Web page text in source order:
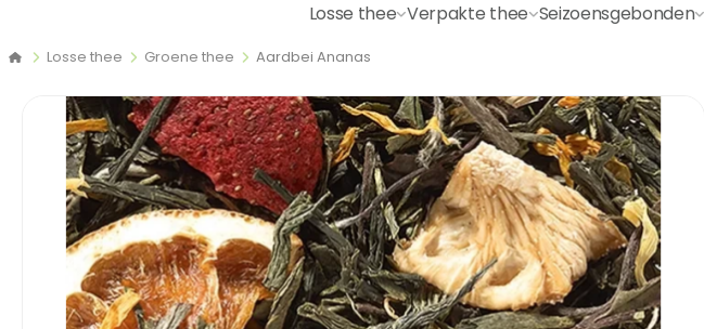
Losse thee Verpakte thee Seizoensgebonden
Losse thee Groene thee Aardbei Ananas